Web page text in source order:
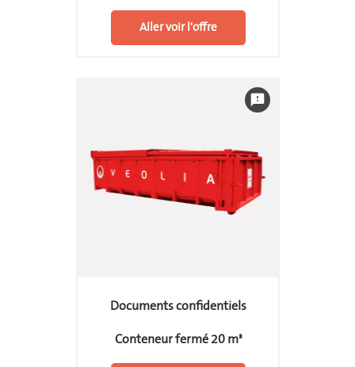
Aller voir l'offre
feedback
Documents confidentiels
Conteneur fermé 20 m³